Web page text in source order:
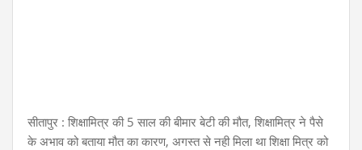
सीतापुर : शिक्षामित्र की 5 साल की बीमार बेटी की मौत, शिक्षामित्र ने पैसे
के अभाव को बताया मौत का कारण, अगस्त से नही मिला था शिक्षा मित्र को